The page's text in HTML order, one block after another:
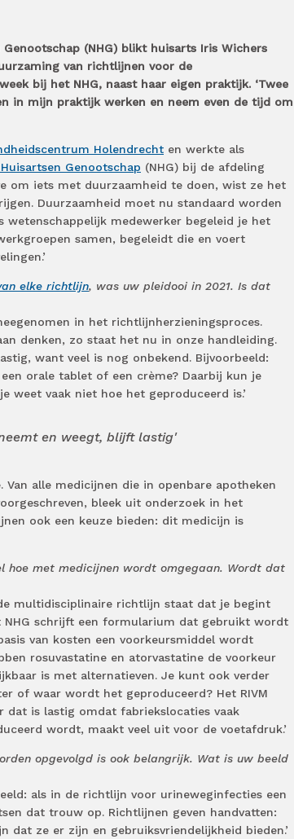
(NHG) blikt huisarts Iris Wichers
van richtlijnen voor de
bij het NHG, naast haar eigen praktijk. ‘Twee
in mijn praktijk werken en neem even de tijd om
Holendrecht en werkte als
Genootschap (NHG) bij de afdeling
om iets met duurzaamheid te doen, wist ze het
Duurzaamheid moet nu standaard worden
wetenschappelijk medewerker begeleid je het
samen, begeleidt die en voert
elke richtlijn, was uw pleidooi in 2021. Is dat
in het richtlijnherzieningsproces.
denken, zo staat het nu in onze handleiding.
want veel is nog onbekend. Bijvoorbeeld:
orale tablet of een crème? Daarbij kun je
weet vaak niet hoe het geproduceerd is.’
en weegt, blijft lastig'
alle medicijnen die in openbare apotheken
bleek uit onderzoek in het
ook een keuze bieden: dit medicijn is
hoe met medicijnen wordt omgegaan. Wordt dat
multidisciplinaire richtlijn staat dat je begint
NHG schrijft een formularium dat gebruikt wordt
van kosten een voorkeursmiddel wordt
rosuvastatine en atorvastatine de voorkeur
is met alternatieven. Je kunt ook verder
of waar wordt het geproduceerd? Het RIVM
dat is lastig omdat fabriekslocaties vaak
wordt, maakt veel uit voor de voetafdruk.’
opgevolgd is ook belangrijk. Wat is uw beeld
als in de richtlijn voor urineweginfecties een
dat trouw op. Richtlijnen geven handvatten:
ze er zijn en gebruiksvriendelijkheid bieden.’